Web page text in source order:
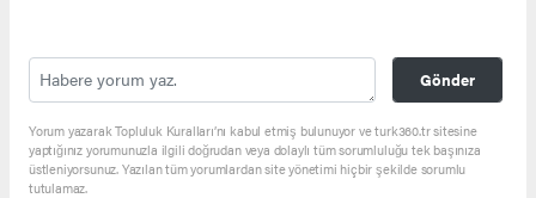
Gönder
Yorum yazarak Topluluk Kuralları’nı kabul etmiş bulunuyor ve turk360.tr sitesine
yaptığınız yorumunuzla ilgili doğrudan veya dolaylı tüm sorumluluğu tek başınıza
üstleniyorsunuz. Yazılan tüm yorumlardan site yönetimi hiçbir şekilde sorumlu
tutulamaz.